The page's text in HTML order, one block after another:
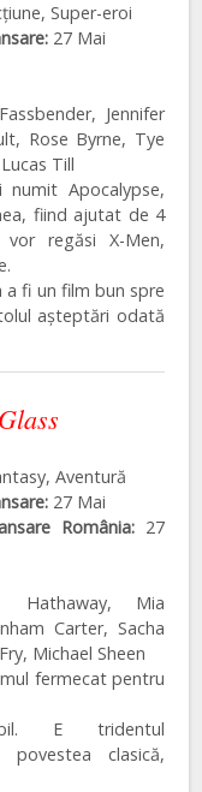
Super-eroi
27 Mai
Jennifer
Rose Byrne, Tye
Till
Apocalypse,
fiind ajutat de 4
regăsi X-Men,
a fi un film bun spre
așteptări odată
Aventură
27 Mai
România: 27
Hathaway, Mia
Carter, Sacha
Michael Sheen
fermecat pentru
E tridentul
povestea clasică,